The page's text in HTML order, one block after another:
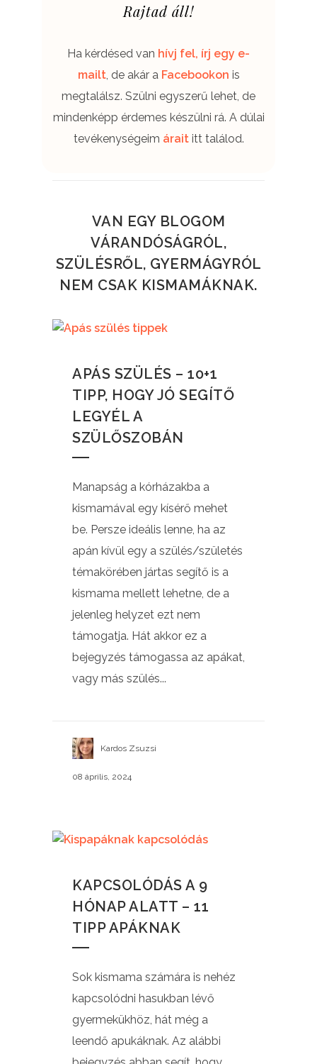
Rajtad áll!
Ha kérdésed van hívj fel, írj egy e-
mailt, de akár a Facebookon is
megtalálsz. Szülni egyszerű lehet, de
mindenképp érdemes készülni rá. A dúlai
tevékenységeim árait itt találod.
VAN EGY BLOGOM
VÁRANDÓSÁGRÓL,
SZÜLÉSRŐL, GYERMÁGYRÓL
NEM CSAK KISMAMÁKNAK.
APÁS SZÜLÉS – 10+1
TIPP, HOGY JÓ SEGÍTŐ
LEGYÉL A
SZÜLŐSZOBÁN
Manapság a kórházakba a
kismamával egy kísérő mehet
be. Persze ideális lenne, ha az
apán kívül egy a szülés/születés
témakörében jártas segítő is a
kismama mellett lehetne, de a
jelenleg helyzet ezt nem
támogatja. Hát akkor ez a
bejegyzés támogassa az apákat,
vagy más szülés...
Kardos Zsuzsi
08 április, 2024
KAPCSOLÓDÁS A 9
HÓNAP ALATT – 11
TIPP APÁKNAK
Sok kismama számára is nehéz
kapcsolódni hasukban lévő
gyermekükhöz, hát még a
leendő apukáknak. Az alábbi